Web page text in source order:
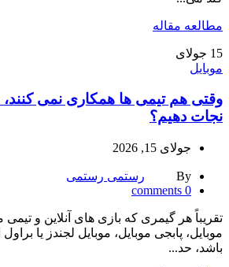
مطالعه مقاله
15 جولای
موبایل
وقتی هم‌ تیمی‌ ها همکاری نمی‌ کنند،
نجات دهیم؟
جولای 15, 2026
By
رستمی رستمی
0
comments
تقریباً هر گیمری که بازی‌ های آنلاین و تیمی
موبایل، پابجی موبایل، موبایل لجندز یا
باشد، حد...